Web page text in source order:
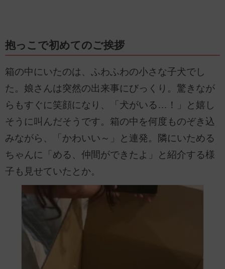
抱っこで初めてのご挨拶
箱の中にいたのは、ふわふわの小さな子犬でし
た。娘さんは突然の出来事にびっくり。驚きなが
らもすぐに笑顔になり、「犬がいる…！」と嬉し
そうに叫んだそうです。箱の中を何度ものぞき込
みながら、「かわいい～」と連発。隣にいためる
ちゃんに「める、仲間ができたよ」と紹介する様
子も見せていたとか。